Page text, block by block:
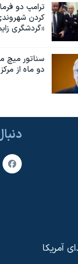
ترامپ دو
کردن
«گردشگری
سناتور میچ
دو ماه از
آمریکا